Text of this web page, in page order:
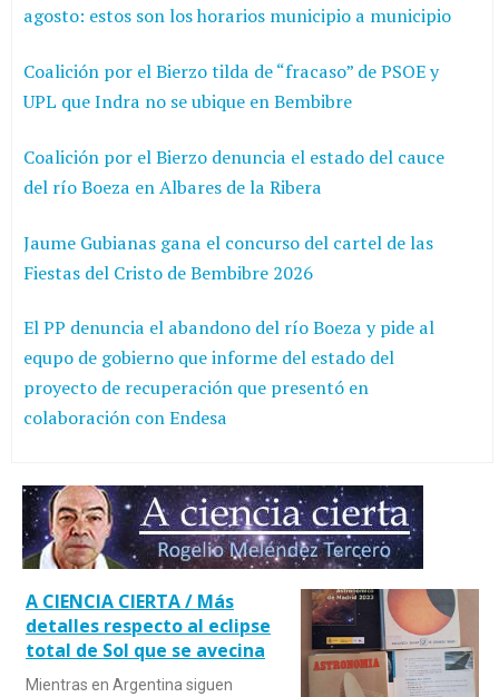
agosto: estos son los horarios municipio a municipio
Coalición por el Bierzo tilda de “fracaso” de PSOE y
UPL que Indra no se ubique en Bembibre
Coalición por el Bierzo denuncia el estado del cauce
del río Boeza en Albares de la Ribera
Jaume Gubianas gana el concurso del cartel de las
Fiestas del Cristo de Bembibre 2026
El PP denuncia el abandono del río Boeza y pide al
equpo de gobierno que informe del estado del
proyecto de recuperación que presentó en
colaboración con Endesa
A CIENCIA CIERTA / Más
detalles respecto al eclipse
total de Sol que se avecina
Mientras en Argentina siguen